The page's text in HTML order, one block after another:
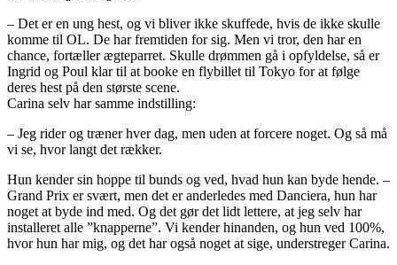
– Det er en ung hest, og vi bliver ikke skuffede, hvis de ikke skulle
komme til OL. De har fremtiden for sig. Men vi tror, den har en
chance, fortæller ægteparret. Skulle drømmen gå i opfyldelse, så er
Ingrid og Poul klar til at booke en flybillet til Tokyo for at følge
deres hest på den største scene.
Carina selv har samme indstilling:
– Jeg rider og træner hver dag, men uden at forcere noget. Og så må
vi se, hvor langt det rækker.
Hun kender sin hoppe til bunds og ved, hvad hun kan byde hende. –
Grand Prix er svært, men det er anderledes med Danciera, hun har
noget at byde ind med. Og det gør det lidt lettere, at jeg selv har
installeret alle ”knapperne”. Vi kender hinanden, og hun ved 100%,
hvor hun har mig, og det har også noget at sige, understreger Carina.